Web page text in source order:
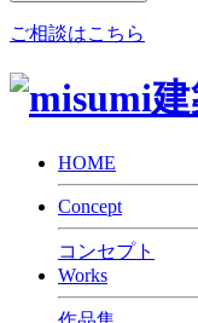
ご相談はこちら
HOME
Concept
コンセプト
Works